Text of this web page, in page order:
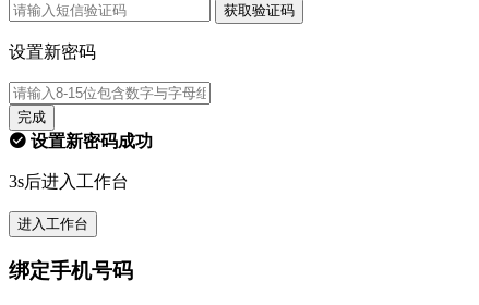
获取验证码
设置新密码
完成
设置新密码成功
3s后进入工作台
进入工作台
绑定手机号码